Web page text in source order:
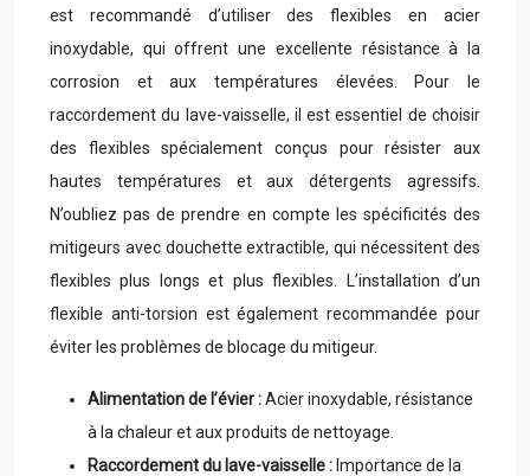
est recommandé d’utiliser des flexibles en acier
inoxydable, qui offrent une excellente résistance à la
corrosion et aux températures élevées. Pour le
raccordement du lave-vaisselle, il est essentiel de choisir
des flexibles spécialement conçus pour résister aux
hautes températures et aux détergents agressifs.
N’oubliez pas de prendre en compte les spécificités des
mitigeurs avec douchette extractible, qui nécessitent des
flexibles plus longs et plus flexibles. L’installation d’un
flexible anti-torsion est également recommandée pour
éviter les problèmes de blocage du mitigeur.
Alimentation de l’évier :Acier inoxydable, résistance
à la chaleur et aux produits de nettoyage.
Raccordement du lave-vaisselle : Importance de la